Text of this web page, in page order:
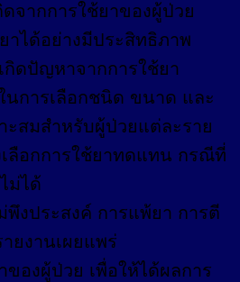
จากการใช้ยาของผู้ป่วย
าได้อย่างมีประสิทธิภาพ
กิดปัญหาจากการใช้ยา
นการเลือกชนิด ขนาด และ
ะสมสำหรับผู้ป่วยแต่ละราย
เลือกการใช้ยาทดแทน กรณีที่
ม่ได้
พึงประสงค์ การแพ้ยา การตี
ยงานเผยแพร่
องผู้ป่วย เพื่อให้ได้ผลการ